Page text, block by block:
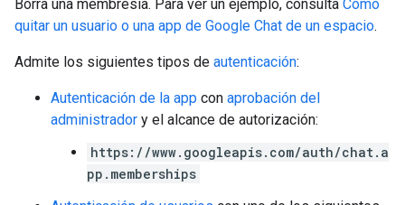
Borra una membresía. Para ver un ejemplo, consulta Cómo
quitar un usuario o una app de Google Chat de un espacio.
Admite los siguientes tipos de autenticación:
Autenticación de la app con aprobación del
administrador y el alcance de autorización:
https://www.googleapis.com/auth/chat.a
pp.memberships